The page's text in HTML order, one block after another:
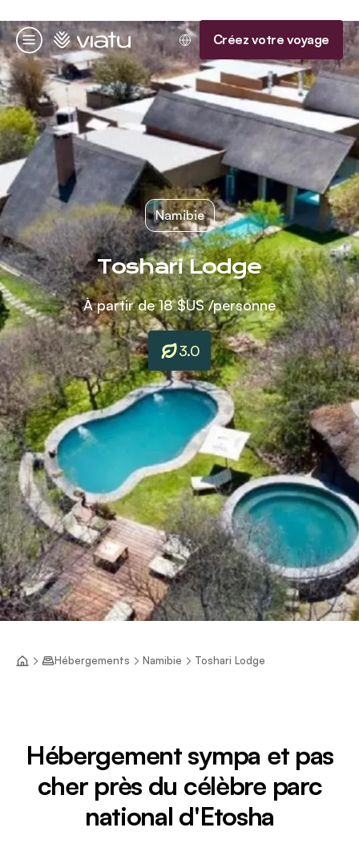
Menu
Accueil Créez votre voyage
Namibie
Toshari Lodge
À partir de18 $US/personne
3.0
Hébergements Namibie Toshari Lodge
Hébergement sympa et pas
cher près du célèbre parc
national d'Etosha